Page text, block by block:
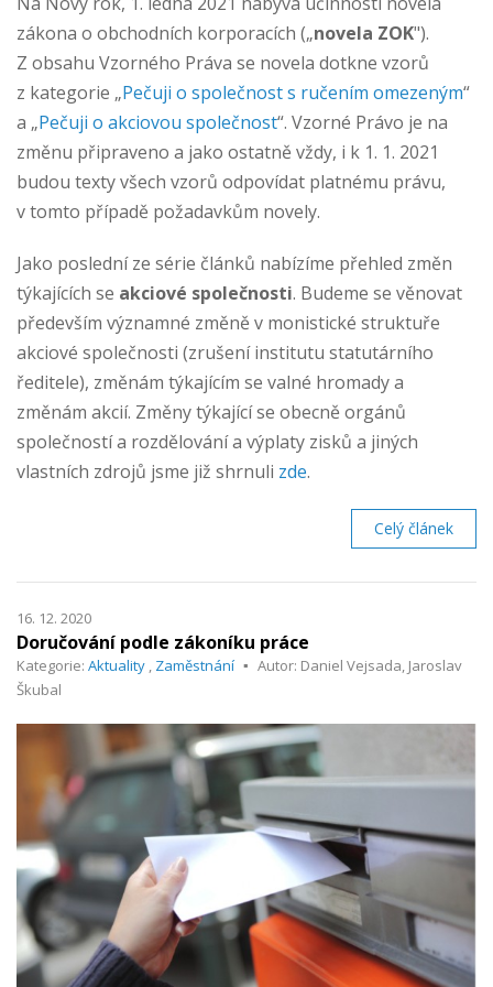
zákona o obchodních korporacích („novela ZOK").
Z obsahu Vzorného Práva se novela dotkne vzorů
z kategorie „Pečuji o společnost s ručením omezeným“
a „Pečuji o akciovou společnost“. Vzorné Právo je na
změnu připraveno a jako ostatně vždy, i k 1. 1. 2021
budou texty všech vzorů odpovídat platnému právu,
v tomto případě požadavkům novely.
Jako poslední ze série článků nabízíme přehled změn
týkajících se akciové společnosti. Budeme se věnovat
především významné změně v monistické struktuře
akciové společnosti (zrušení institutu statutárního
ředitele), změnám týkajícím se valné hromady a
změnám akcií. Změny týkající se obecně orgánů
společností a rozdělování a výplaty zisků a jiných
vlastních zdrojů jsme již shrnuli zde.
Celý článek
16. 12. 2020
Doručování podle zákoníku práce
Kategorie: Aktuality , Zaměstnání
Autor: Daniel Vejsada, Jaroslav
Škubal